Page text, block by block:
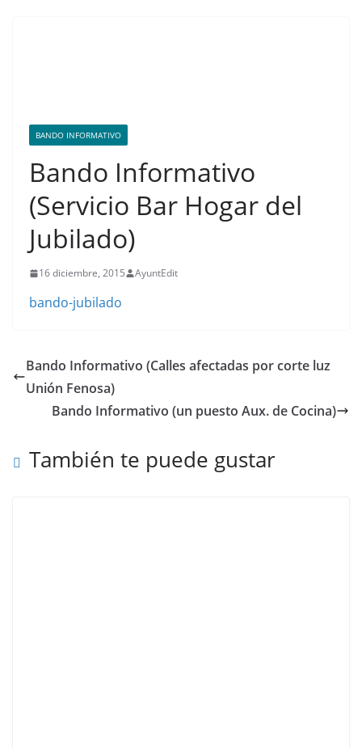
BANDO INFORMATIVO
Bando Informativo
(Servicio Bar Hogar del
Jubilado)
16 diciembre, 2015 AyuntEdit
bando-jubilado
Bando Informativo (Calles afectadas por corte luz
Unión Fenosa)
Bando Informativo (un puesto Aux. de Cocina)
También te puede gustar